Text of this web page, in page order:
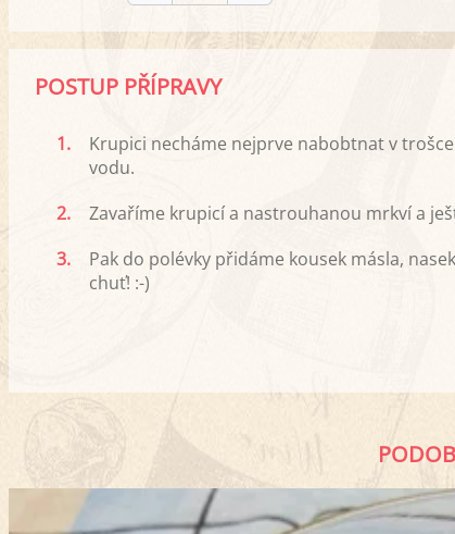
POSTUP PŘÍPRAVY
1.
Krupici necháme nejprve nabobtnat v
vodu.
2.
Zavaříme krupicí a nastrouhanou mrkví a
3.
Pak do polévky přidáme kousek másla,
chuť! :-)